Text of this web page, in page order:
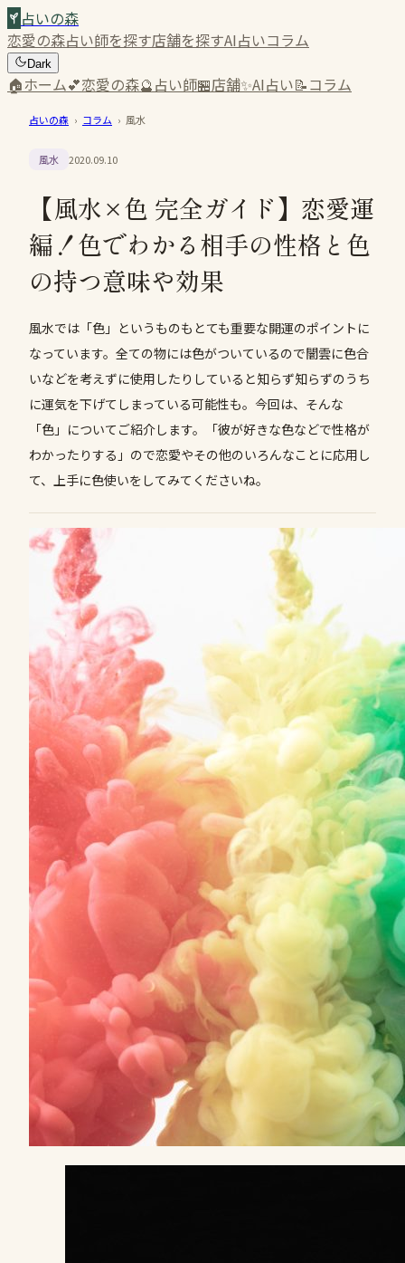
占いの森
恋愛の森占い師を探す店舗を探すAI占いコラム
Dark
🏠ホーム💕恋愛の森🔮占い師🏪店舗✨AI占い📝コラム
占いの森 › コラム › 風水
風水 2020.09.10
【風水×色 完全ガイド】恋愛運
編！色でわかる相手の性格と色
の持つ意味や効果
風水では「色」というものもとても重要な開運のポイントに
なっています。全ての物には色がついているので闇雲に色合
いなどを考えずに使用したりしていると知らず知らずのうち
に運気を下げてしまっている可能性も。今回は、そんな
「色」についてご紹介します。「彼が好きな色などで性格が
わかったりする」ので恋愛やその他のいろんなことに応用し
て、上手に色使いをしてみてくださいね。